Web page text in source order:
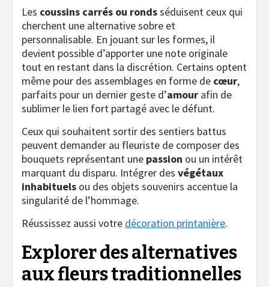
Les coussins carrés ou rondsséduisent ceux qui
cherchent une alternative sobre et
personnalisable. En jouant sur les formes, il
devient possible d’apporter une note originale
tout en restant dans la discrétion. Certains optent
même pour des assemblages en forme de cœur,
parfaits pour un dernier geste d’amour afin de
sublimer le lien fort partagé avec le défunt.
Ceux qui souhaitent sortir des sentiers battus
peuvent demander au fleuriste de composer des
bouquets représentant une passion ou un intérêt
marquant du disparu. Intégrer des végétaux
inhabituels ou des objets souvenirs accentue la
singularité de l’hommage.
Réussissez aussi votre décoration printanière.
Explorer des alternatives
aux fleurs traditionnelles